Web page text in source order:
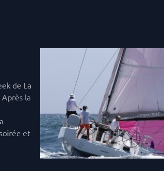
de La
la
et